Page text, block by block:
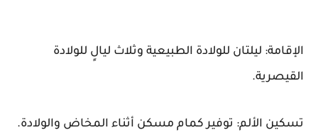
الإقامة: ليلتان للولادة الطبيعية وثلاث ليالٍ للولادة
القيصرية.
تسكين الألم: توفير كمام مسكن أثناء المخاض والولادة.